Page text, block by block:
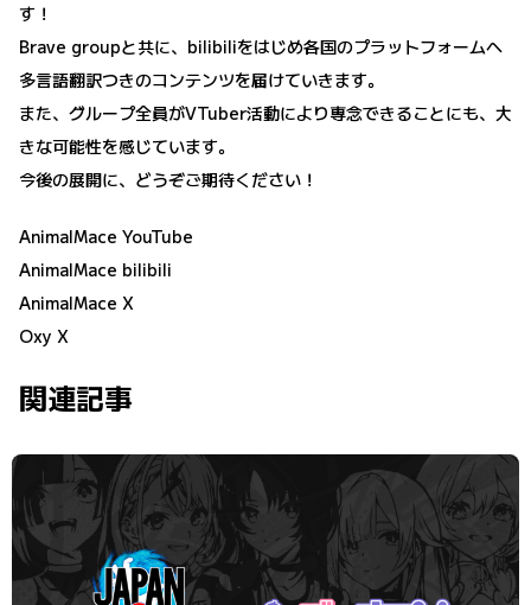
す！
Brave groupと共に、bilibiliをはじめ各国のプラットフォームへ
多言語翻訳つきのコンテンツを届けていきます。
また、グループ全員がVTuber活動により専念できることにも、大
きな可能性を感じています。
今後の展開に、どうぞご期待ください！
AnimalMace YouTube
AnimalMace bilibili
AnimalMace X
Oxy X
関連記事